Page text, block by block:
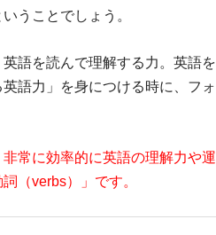
うことでしょう。
語を読んで理解する力。英語を
語力」を身につける時に、フォ
常に効率的に英語の理解力や運
（verbs）」です。